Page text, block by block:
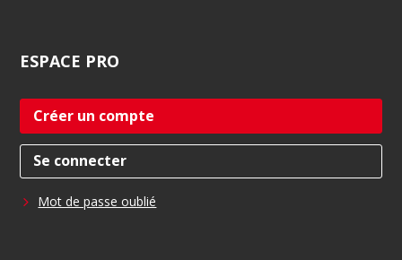
ESPACE PRO
Créer un compte
Se connecter
Mot de passe oublié